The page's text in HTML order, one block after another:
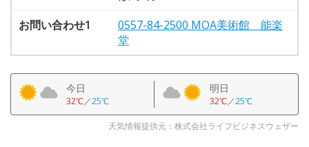
お問い合わせ1
0557-84-2500 MOA美術館 能楽
堂
今日
32℃／25℃
明日
32℃／25℃
天気情報提供元：株式会社ライフビジネスウェザー